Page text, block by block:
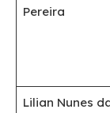
Pereira
Lilian Nunes